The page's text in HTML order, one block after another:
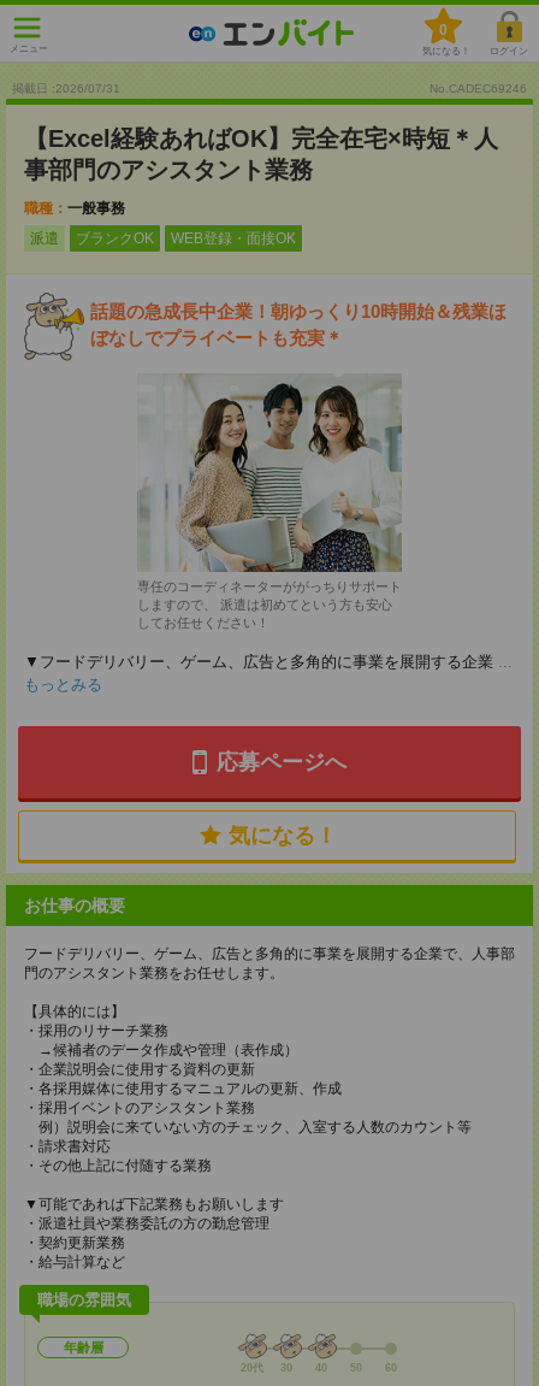
メニュー
0
気になる！ ログイン
掲載日 :2026/07/31 No.CADEC69246
【Excel経験あればOK】完全在宅×時短＊人
事部門のアシスタント業務
職種： 一般事務
派遣
ブランクOK WEB登録・面接OK
話題の急成長中企業！朝ゆっくり10時開始＆残業ほ
ぼなしでプライベートも充実＊
専任のコーディネーターががっちりサポート
しますので、 派遣は初めてという方も安心
してお任せください！
▼フードデリバリー、ゲーム、広告と多角的に事業を展開する企業 ...
もっとみる
応募ページへ
気になる！
お仕事の概要
フードデリバリー、ゲーム、広告と多角的に事業を展開する企業で、人事部
門のアシスタント業務をお任せします。
【具体的には】
・採用のリサーチ業務
→候補者のデータ作成や管理（表作成）
・企業説明会に使用する資料の更新
・各採用媒体に使用するマニュアルの更新、作成
・採用イベントのアシスタント業務
例）説明会に来ていない方のチェック、入室する人数のカウント等
・請求書対応
・その他上記に付随する業務
▼可能であれば下記業務もお願いします
・派遣社員や業務委託の方の勤怠管理
・契約更新業務
・給与計算など
職場の雰囲気
年齢層
20代 30 40 50 60